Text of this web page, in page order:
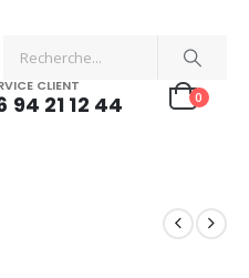
CLIENT
94 21 12 44 0